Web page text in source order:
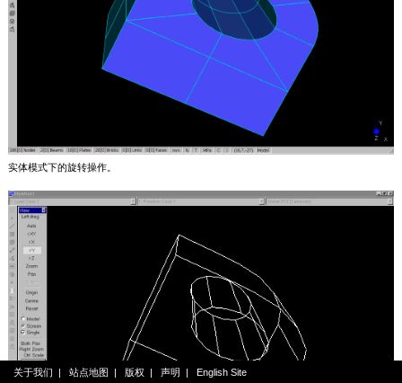
实体模式下的旋转操作。
关于我们 | 站点地图 | 版权 | 声明 | English Site